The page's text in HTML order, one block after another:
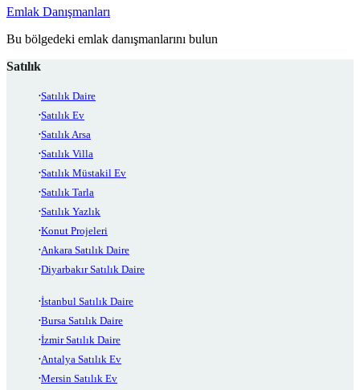
Emlak Danışmanları
Bu bölgedeki emlak danışmanlarını bulun
Satılık
Satılık Daire
Satılık Ev
Satılık Arsa
Satılık Villa
Satılık Müstakil Ev
Satılık Tarla
Satılık Yazlık
Konut Projeleri
Ankara Satılık Daire
Diyarbakır Satılık Daire
İstanbul Satılık Daire
Bursa Satılık Daire
İzmir Satılık Daire
Antalya Satılık Ev
Mersin Satılık Ev